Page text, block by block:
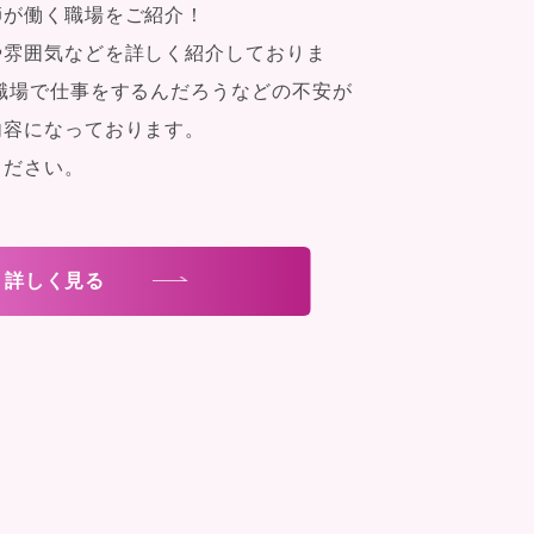
働く職場をご紹介！
囲気などを詳しく紹介しておりま
場で仕事をするんだろうなどの不安が
になっております。
さい。
詳しく見る